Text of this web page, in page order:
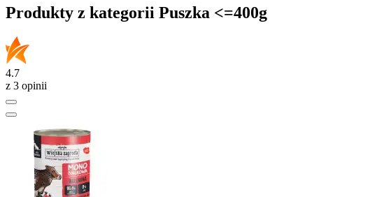
Produkty z kategorii Puszka <=400g
4.7
z 3 opinii